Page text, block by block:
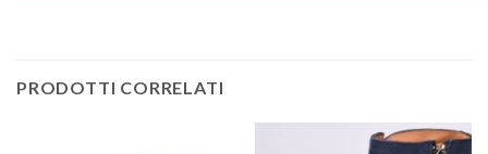
PRODOTTI CORRELATI